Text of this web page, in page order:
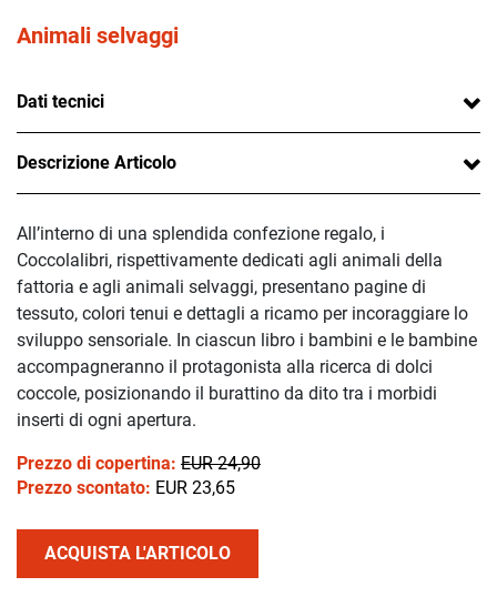
Animali selvaggi
Dati tecnici
Descrizione Articolo
All’interno di una splendida confezione regalo, i
Coccolalibri, rispettivamente dedicati agli animali della
fattoria e agli animali selvaggi, presentano pagine di
tessuto, colori tenui e dettagli a ricamo per incoraggiare lo
sviluppo sensoriale. In ciascun libro i bambini e le bambine
accompagneranno il protagonista alla ricerca di dolci
coccole, posizionando il burattino da dito tra i morbidi
inserti di ogni apertura.
Prezzo di copertina: EUR 24,90
Prezzo scontato: EUR 23,65
ACQUISTA L'ARTICOLO